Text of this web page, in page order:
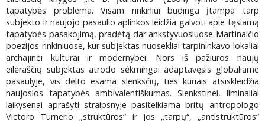
tapatybės problema. Visam rinkiniui būdinga įtampa tarp
subjekto ir naujojo pasaulio aplinkos leidžia galvoti apie tęsiamą
tapatybės pasakojimą, pradėtą dar ankstyvuosiuose Martinaičio
poezijos rinkiniuose, kur subjektas nuosekliai tarpininkavo lokaliai
archajinei kultūrai ir modernybei. Nors iš pažiūros naujų
eilėraščių subjektas atrodo sėkmingai adaptavęsis globaliame
pasaulyje, vis dėlto esama slenksčių, ties kuriais atsiskleidžia
naujosios tapatybės ambivalentiškumas. Slenkstinei, liminaliai
laikysenai aprašyti straipsnyje pasitelkiama britų antropologo
Victoro Turnerio „struktūros“ ir jos „tarpų“, „antistruktūros“